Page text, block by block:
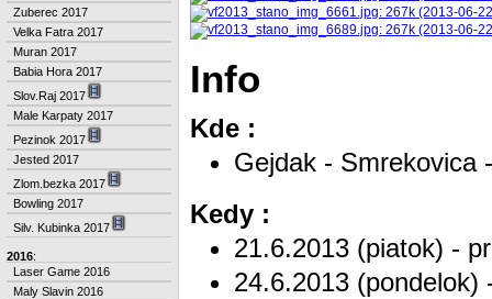
Zuberec 2017
Velka Fatra 2017
Muran 2017
Babia Hora 2017
Slov.Raj 2017
Male Karpaty 2017
Pezinok 2017
Jested 2017
Zlom.bezka 2017
Bowling 2017
Silv. Kubinka 2017
2016:
Laser Game 2016
Maly Slavin 2016
Info
Kde :
Gejdak - Smrekovica
Kedy :
21.6.2013 (piatok) -
24.6.2013 (pondelok)